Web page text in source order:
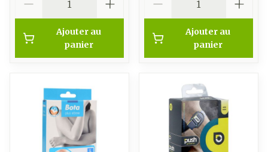
Ajouter au
panier
Ajouter au
panier